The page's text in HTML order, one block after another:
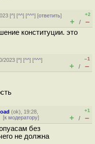
[^] [^^] [^^^] [ответить]
+2
+ / –
конституции. это
2023 [^] [^^] [^^^]
–1
+ / –
(ok), 19:28,
[к модератору]
+1
+ / –
без
не должна